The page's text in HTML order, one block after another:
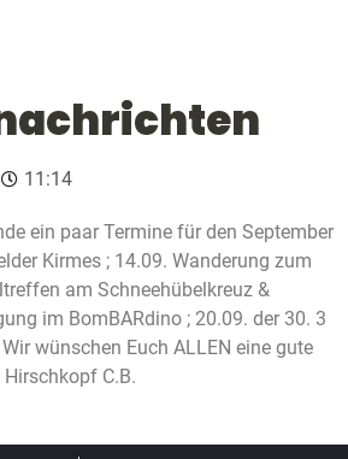
11:14
ein paar Termine für den September
Kirmes ; 14.09. Wanderung zum
am Schneehübelkreuz &
im BomBARdino ; 20.09. der 30. 3
wünschen Euch ALLEN eine gute
C.B.